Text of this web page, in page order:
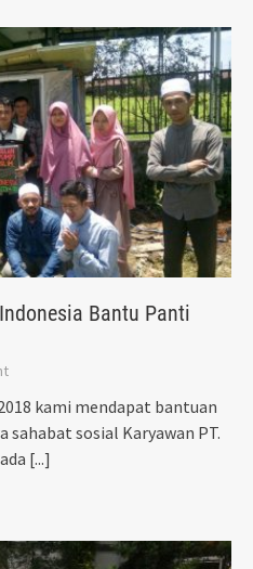
Bantu Panti
kami mendapat bantuan
sahabat sosial Karyawan PT.
[...]